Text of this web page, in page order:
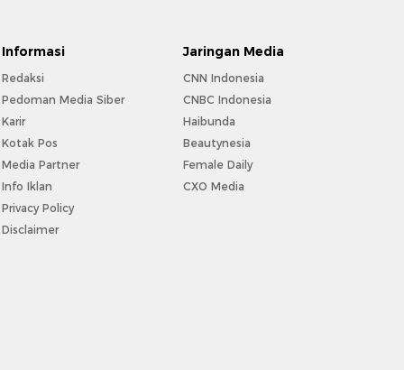
Informasi
Redaksi
Pedoman Media Siber
Karir
Kotak Pos
Media Partner
Info Iklan
Privacy Policy
Disclaimer
Jaringan Media
CNN Indonesia
CNBC Indonesia
Haibunda
Beautynesia
Female Daily
CXO Media